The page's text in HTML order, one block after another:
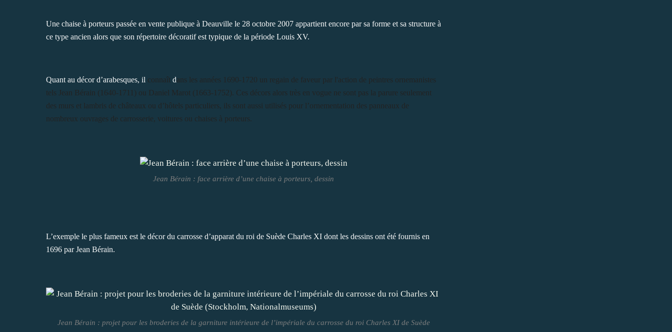
Une chaise à porteurs passée en vente publique à Deauville le 28 octobre 2007 appartient encore par sa forme et sa structure à
ce type ancien alors que son répertoire décoratif est typique de la période Louis XV.
Quant au décor d’arabesques, il connaît dans les années 1690-1720 un regain de faveur par l'action de peintres ornemanistes
tels Jean Bérain (1640-1711) ou Daniel Marot (1663-1752). Ces décors alors très en vogue ne sont pas la parure seulement
des murs et lambris de châteaux ou d’hôtels particuliers, ils sont aussi utilisés pour l’ornementation des panneaux de
nombreux ouvrages de carrosserie, voitures ou chaises à porteurs.
Jean Bérain : face arrière d’une chaise à porteurs, dessin
L’exemple le plus fameux est le décor du carrosse d’apparat du roi de Suède Charles XI dont les dessins ont été fournis en
1696 par Jean Bérain.
Jean Bérain : projet pour les broderies de la garniture intérieure de l’impériale du carrosse du roi Charles XI de Suède